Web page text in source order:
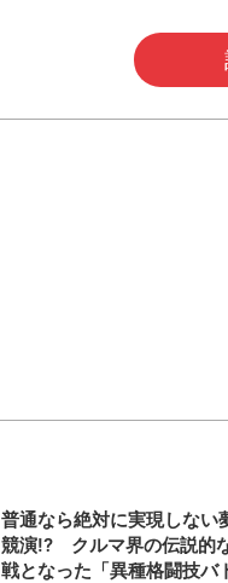
普通なら絶対に実現しない
競演!? クルマ界の伝説的
戦となった「異種格闘技バ